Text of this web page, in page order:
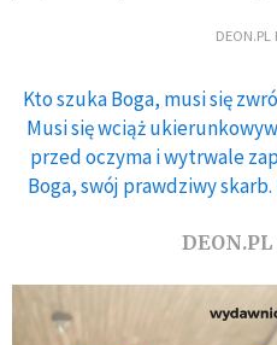
DEON.PL
Kto szuka Boga, musi się
Musi się wciąż
przed oczyma i wytrwale
Boga, swój prawdziwy
DEON.PL